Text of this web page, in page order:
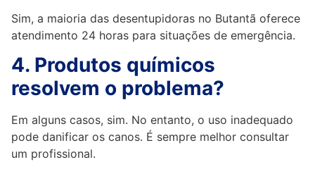
Sim, a maioria das desentupidoras no Butantã oferece
atendimento 24 horas para situações de emergência.
4. Produtos químicos
resolvem o problema?
Em alguns casos, sim. No entanto, o uso inadequado
pode danificar os canos. É sempre melhor consultar
um profissional.